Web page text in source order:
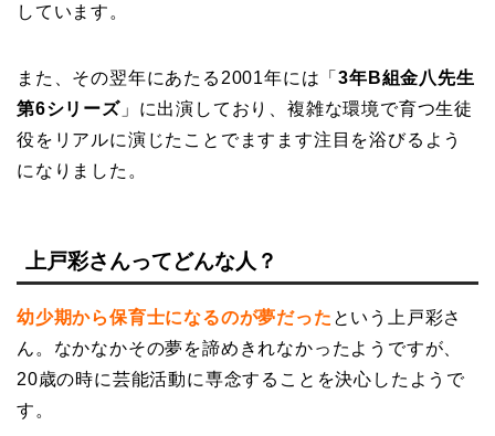
しています。
また、その翌年にあたる2001年には「3年B組金八先生
第6シリーズ」に出演しており、複雑な環境で育つ生徒
役をリアルに演じたことでますます注目を浴びるよう
になりました。
上戸彩さんってどんな人？
幼少期から保育士になるのが夢だった という上戸彩さ
ん。なかなかその夢を諦めきれなかったようですが、
20歳の時に芸能活動に専念することを決心したようで
す。